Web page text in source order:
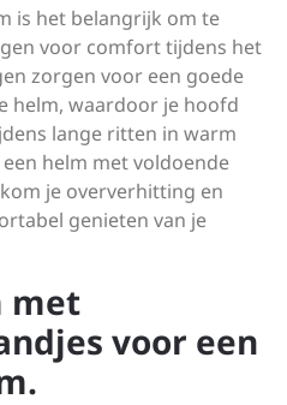
is het belangrijk om te
voor comfort tijdens het
zorgen voor een goede
helm, waardoor je hoofd
lange ritten in warm
helm met voldoende
je oververhitting en
genieten van je
met
voor een